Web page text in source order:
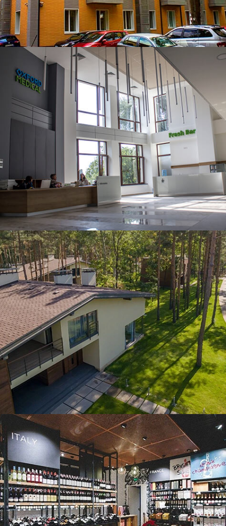
ЧИТАТИ ДАЛІ
ЧИТАТИ ДАЛІ